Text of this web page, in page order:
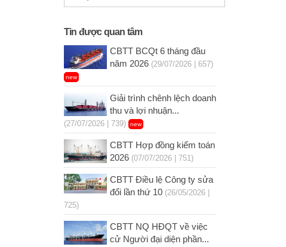
Tin được quan tâm
CBTT BCQt 6 tháng đầu
năm 2026 (29/07/2026 | 657)
new
Giải trình chênh lệch doanh
thu và lợi nhuận...
(27/07/2026 | 739) new
CBTT Hợp đồng kiểm toán
2026 (07/07/2026 | 751)
CBTT Điều lệ Công ty sửa
đổi lần thứ 10 (26/05/2026 |
725)
CBTT NQ HĐQT về việc
cử Người đại diện phần...